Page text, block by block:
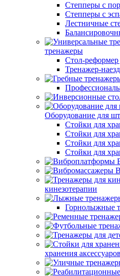
Степперы с
Степперы с
Лестничные
тренажеры
Стол-реформер
Тренажер-
Оборудование для
Стойки для
Стойки для
Стойки для
Стойки для
кинезотерапии
Горнолыжные
хранения аксессуаров